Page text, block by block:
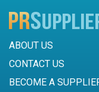
ABOUT US
CONTACT US
BECOME A